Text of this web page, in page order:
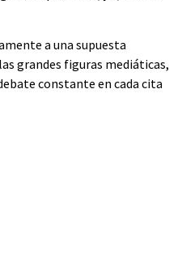
a una supuesta
grandes figuras mediáticas,
constante en cada cita